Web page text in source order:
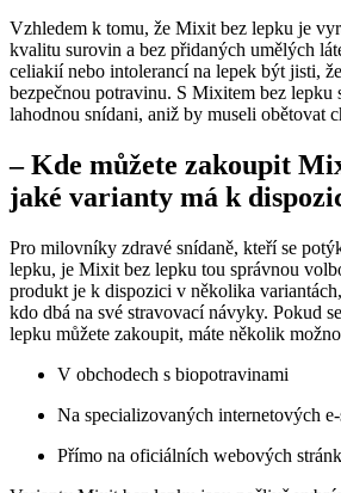
Vzhledem k tomu, že Mixit bez lepku je
kvalitu surovin a bez přidaných umělých
celiakií nebo intolerancí na lepek být jisti,
bezpečnou potravinu. S Mixitem bez lepku
lahodnou snídani, aniž by museli obětovat
– Kde můžete zakoupit
jaké varianty má k
Pro milovníky zdravé snídaně, kteří se
lepku, je Mixit bez lepku tou správnou
produkt je k dispozici v několika
kdo dbá na své stravovací návyky. Pokud
lepku můžete zakoupit, máte několik
V obchodech s biopotravinami
Na specializovaných internetových
Přímo na oficiálních webových